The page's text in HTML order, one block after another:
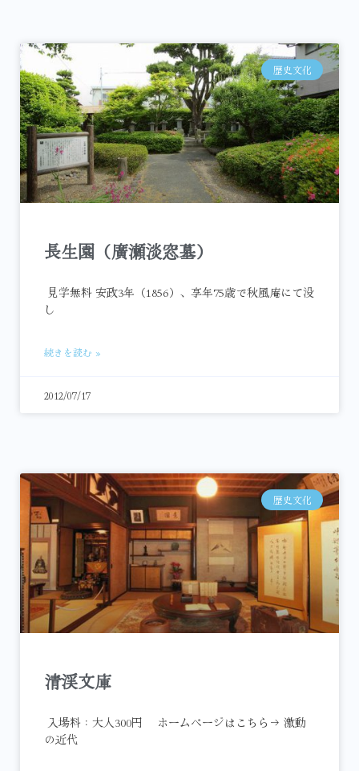
歴史文化
長生園（廣瀬淡窓墓）
見学無料 安政3年（1856）、享年75歳で秋風庵にて没
し
続きを読む »
2012/07/17
歴史文化
清渓文庫
入場料：大人300円 ホームページはこちら→ 激動
の近代